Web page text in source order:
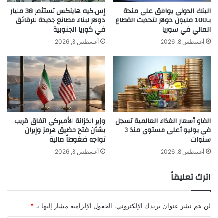
اقرأ أيضًا:
جمعيات صناعة الشحن العالمية
تدعو لرفض فرض رسوم عبور على
المضايق
هذا يجعله أنحف بحوالي 0.08 بوصة (أو أكثر
بقليل من 2 ملم) من هواتف آيفون الحالية،
ع
و
ا
ئ
ا
د
ا
ت
أ
ل
ف
و
ل
ا
ل
أ
غ
س
س
البنك الدولي يوافق على منحة
بـ100 مليون دولار لتحديث القطاع
المالي في سوريا
أغسطس 8, 2026
إس.كيه هاينكس تستثمر 38 مليار
دولار لبناء مصانع جديدة للرقائق
في كوريا الجنوبية
أغسطس 8, 2026
الفاو أسعار الغذاء العالمية تسجل
في يوليو أعلى مستوى منذ 3
سنوات
أغسطس 8, 2026
وزير الخزانة الأميركي اتفاق قريب
بشأن فتح مضيق هرمز وإيران
تواجه ضغوطاً مالية
أغسطس 8, 2026
اترك تعليقاً
لن يتم نشر عنوان بريدك الإلكتروني. الحقول الإلزامية مشار إليها بـ *